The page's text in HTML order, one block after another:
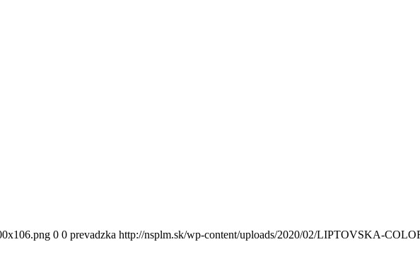
0 0 prevadzka http://nsplm.sk/wp-content/uploads/2020/02/LIPTOVSKA-